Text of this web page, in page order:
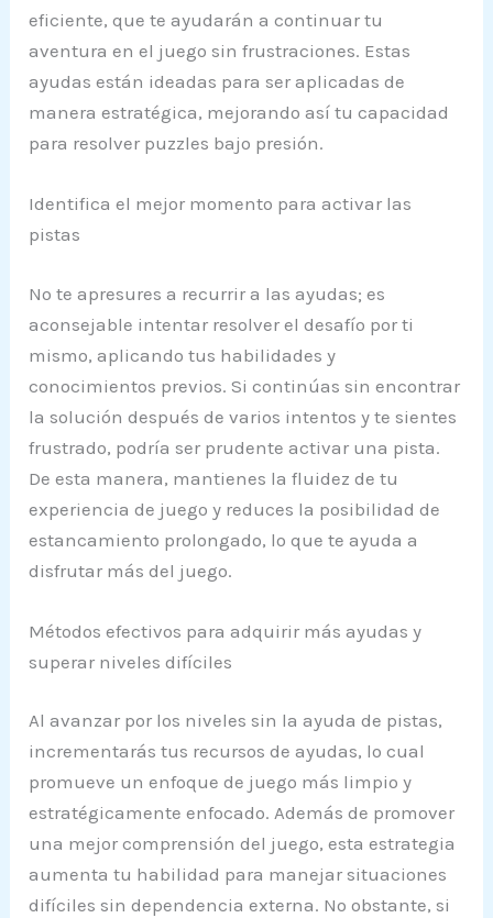
eficiente, que te ayudarán a continuar tu
aventura en el juego sin frustraciones. Estas
ayudas están ideadas para ser aplicadas de
manera estratégica, mejorando así tu capacidad
para resolver puzzles bajo presión.
Identifica el mejor momento para activar las
pistas
No te apresures a recurrir a las ayudas; es
aconsejable intentar resolver el desafío por ti
mismo, aplicando tus habilidades y
conocimientos previos. Si continúas sin encontrar
la solución después de varios intentos y te sientes
frustrado, podría ser prudente activar una pista.
De esta manera, mantienes la fluidez de tu
experiencia de juego y reduces la posibilidad de
estancamiento prolongado, lo que te ayuda a
disfrutar más del juego.
Métodos efectivos para adquirir más ayudas y
superar niveles difíciles
Al avanzar por los niveles sin la ayuda de pistas,
incrementarás tus recursos de ayudas, lo cual
promueve un enfoque de juego más limpio y
estratégicamente enfocado. Además de promover
una mejor comprensión del juego, esta estrategia
aumenta tu habilidad para manejar situaciones
difíciles sin dependencia externa. No obstante, si